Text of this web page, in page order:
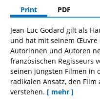
Print
PDF
Jean-Luc Godard gilt als
und hat mit seinem Œuvre
Autorinnen und Autoren
französischen Regisseurs
seinen jüngsten Filmen in
radikalen Ansatz, den
verstehen. [ mehr ]